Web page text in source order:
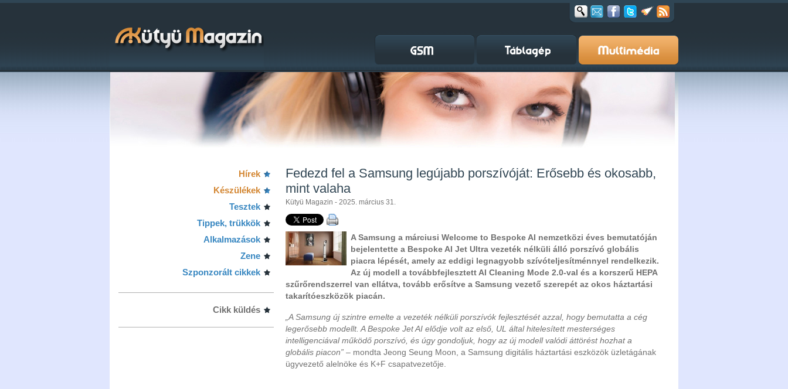
Hírek
Készülékek
Tesztek
Tippek, trükkök
Alkalmazások
Zene
Szponzorált cikkek
Cikk küldés
Fedezd fel a Samsung legújabb porszívóját: Erősebb és okosabb,
mint valaha
Kütyü Magazin - 2025. március 31.
A Samsung a márciusi Welcome to Bespoke AI nemzetközi éves bemutatóján
bejelentette a Bespoke AI Jet Ultra vezeték nélküli álló porszívó globális
piacra lépését, amely az eddigi legnagyobb szívóteljesítménnyel rendelkezik.
Az új modell a továbbfejlesztett AI Cleaning Mode 2.0-val és a korszerű HEPA
szűrőrendszerrel van ellátva, tovább erősítve a Samsung vezető szerepét az okos háztartási
takarítóeszközök piacán.
„A Samsung új szintre emelte a vezeték nélküli porszívók fejlesztését azzal, hogy bemutatta a cég
legerősebb modellt. A Bespoke Jet AI elődje volt az első, UL által hitelesített mesterséges
intelligenciával működő porszívó, és úgy gondoljuk, hogy az új modell valódi áttörést hozhat a
globális piacon” – mondta Jeong Seung Moon, a Samsung digitális háztartási eszközök üzletágának
ügyvezető alelnöke és K+F csapatvezetője.